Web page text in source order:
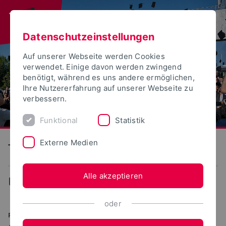
Technische Hochschule Ostwestfalen-Lippe
Erasmus+ Auslandspraktikum
PRAXISERFAHRUNG IN EUROPA SAMMELN
Datenschutzeinstellungen
Auf unserer Webseite werden Cookies
verwendet. Einige davon werden zwingend
benötigt, während es uns andere ermöglichen,
Ihre Nutzererfahrung auf unserer Webseite zu
verbessern.
Funktional Statistik
Externe Medien
Alle akzeptieren
oder